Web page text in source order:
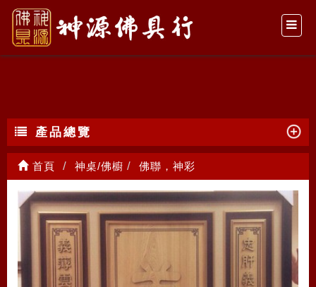
佛聯，神彩
產品總覽
首頁 神桌/佛櫥 佛聯，神彩